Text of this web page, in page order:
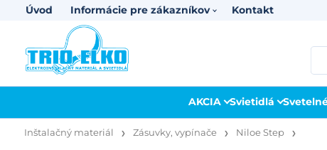
Úvod Informácie pre zákazníkov Kontakt
AKCIA Svietidlá
Inštalačný materiál Zásuvky, vypínače Niloe Step